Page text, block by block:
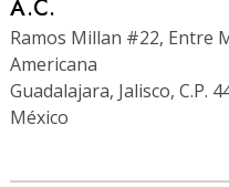
A.C.
Ramos Millan #22, Entre
Americana
Guadalajara, Jalisco, C.P.
México